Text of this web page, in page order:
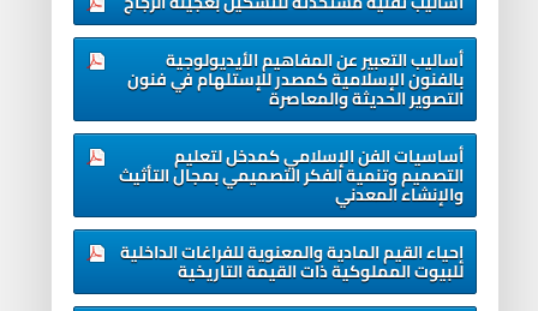
أساليب التعبير عن المفاهيم الأيديولوجية
بالفنون الإسلامية كمصدر للإستلهام في فنون
التصوير الحديثة والمعاصرة
أساسيات الفن الإسلامي كمدخل لتعليم
التصميم وتنمية الفكر التصميمي بمجال التأثيث
والإنشاء المعدني
إحياء القيم المادية والمعنوية للفراغات الداخلية
للبيوت المملوكية ذات القيمة التاريخية